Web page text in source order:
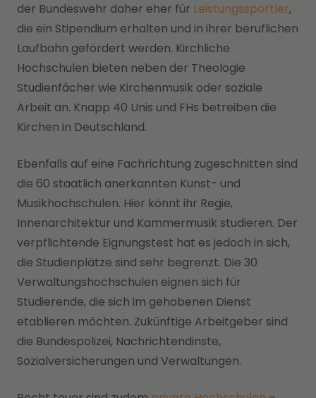
der Bundeswehr daher eher für Leistungssportler,
die ein Stipendium erhalten und in ihrer beruflichen
Laufbahn gefördert werden. Kirchliche
Hochschulen bieten neben der Theologie
Studienfächer wie Kirchenmusik oder soziale
Arbeit an. Knapp 40 Unis und FHs betreiben die
Kirchen in Deutschland.
Ebenfalls auf eine Fachrichtung zugeschnitten sind
die 60 staatlich anerkannten Kunst- und
Musikhochschulen. Hier könnt ihr Regie,
Innenarchitektur und Kammermusik studieren. Der
verpflichtende Eignungstest hat es jedoch in sich,
die Studienplätze sind sehr begrenzt. Die 30
Verwaltungshochschulen eignen sich für
Studierende, die sich im gehobenen Dienst
etablieren möchten. Zukünftige Arbeitgeber sind
die Bundespolizei, Nachrichtendinste,
Sozialversicherungen und Verwaltungen.